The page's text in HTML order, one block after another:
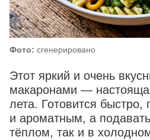
Фото: сгенерировано
Этот яркий и очень
макаронами —
лета. Готовится быстро,
и ароматным, а
тёплом, так и в